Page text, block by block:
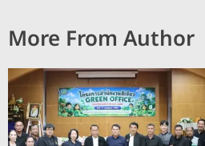
More From Author